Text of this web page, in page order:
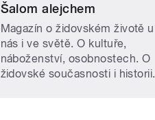
Šalom alejchem
Magazín o židovském životě u
nás i ve světě. O kultuře,
náboženství, osobnostech. O
židovské současnosti i historii.